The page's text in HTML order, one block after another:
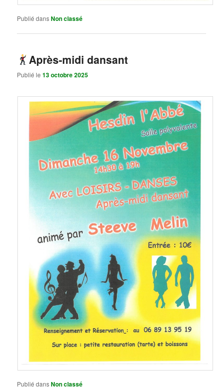
Publié dansNon classé
Après-midi dansant
Publié le13 octobre 2025
Publié dansNon classé